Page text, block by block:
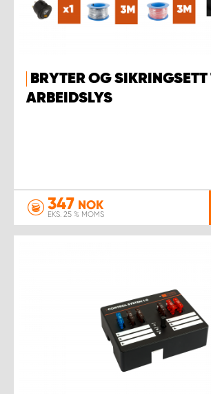
BRYTER OG SIKRINGSETT
ARBEIDSLYS
347 NOK
EKS. 25 % MOMS